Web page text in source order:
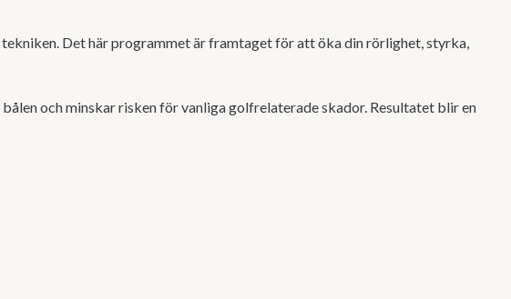
Det här programmet är framtaget för att öka din rörlighet, styrka,
och minskar risken för vanliga golfrelaterade skador. Resultatet blir en